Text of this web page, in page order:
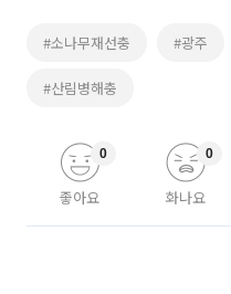
#소나무재선충 #광주
#산림병해충
좋아요
0
화나요
0